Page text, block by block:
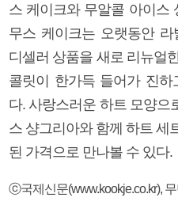
스 케이크와 무알콜 아이스
무스 케이크는 오랫동안
디셀러 상품을 새로 리뉴얼
콜릿이 한가득 들어가 진
다. 사랑스러운 하트 모양으
스 샹그리아와 함께 하트 세
된 가격으로 만나볼 수 있다.
ⓒ국제신문(www.kookje.co.kr),